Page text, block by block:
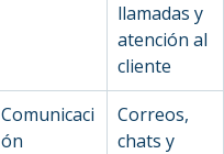
llamadas y
atención al
cliente
Comunicaci
ón
Correos,
chats y